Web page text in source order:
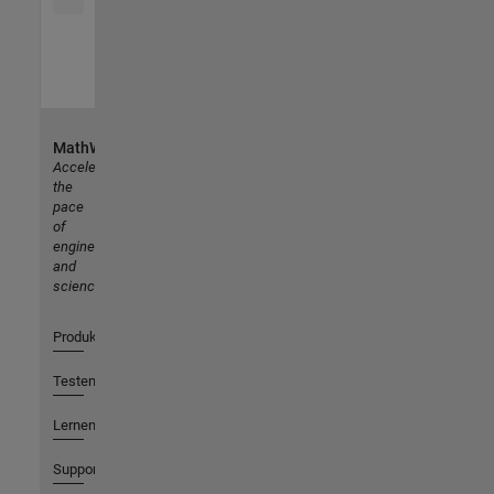
MathWorks
Accelerating
the
pace
of
engineering
and
science
Produkte
Testen oder Kaufen
Lernen
Support